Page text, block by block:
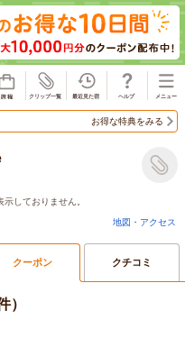
お得な特典をみる
しておりません。
地図・アクセス
クーポン クチコミ
）